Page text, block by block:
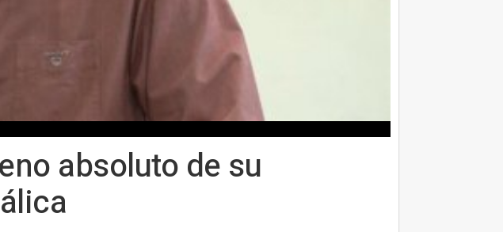
absoluto de su